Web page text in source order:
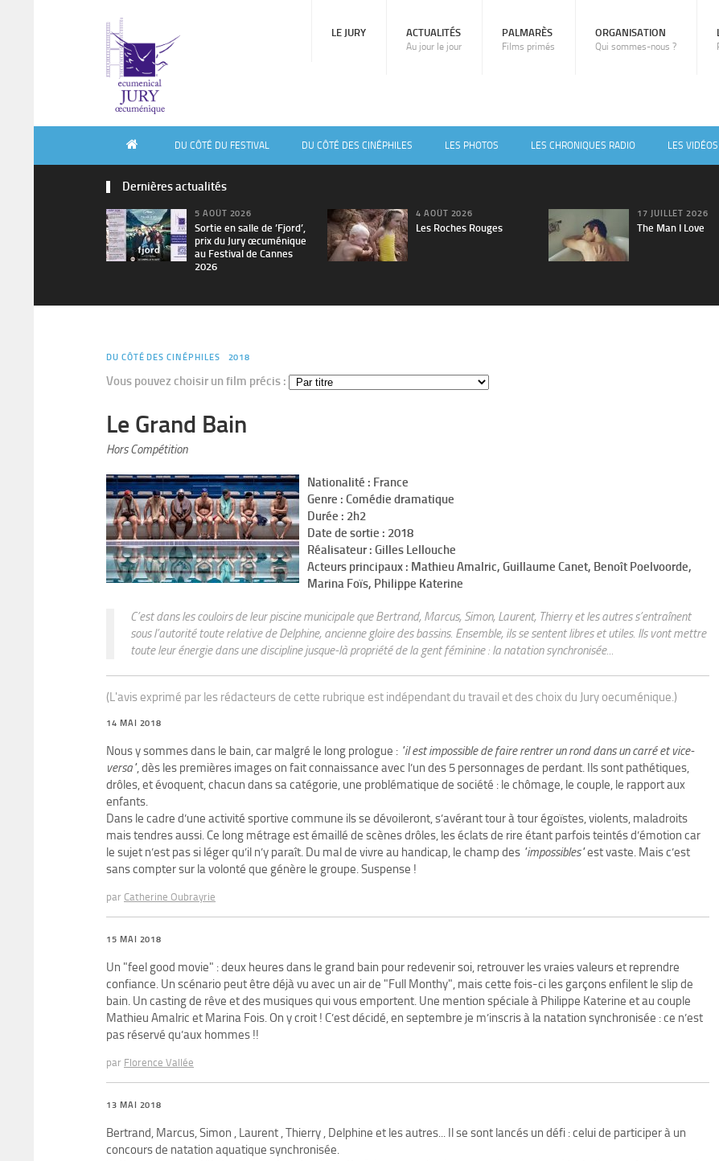
LE JURY ACTUALITÉS
Au jour le jour
PALMARÈS
Films primés
ORGANISATION
Qui sommes-nous ?
DU CÔTÉ DU FESTIVAL DU CÔTÉ DES CINÉPHILES LES PHOTOS LES CHRONIQUES RADIO LES VIDÉOS
Dernières actualités
5 AOÛT 2026
Sortie en salle de ’Fjord’,
prix du Jury œcuménique
au Festival de Cannes
2026
4 AOÛT 2026
Les Roches Rouges
17 JUILLET 2026
The Man I Love
DU CÔTÉ DES CINÉPHILES 2018
Vous pouvez choisir un film précis :
Le Grand Bain
Hors Compétition
Nationalité : France
Genre : Comédie dramatique
Durée : 2h2
Date de sortie : 2018
Réalisateur : Gilles Lellouche
Acteurs principaux : Mathieu Amalric, Guillaume Canet, Benoît Poelvoorde,
Marina Foïs, Philippe Katerine
C’est dans les couloirs de leur piscine municipale que Bertrand, Marcus, Simon, Laurent, Thierry et les autres s’entraînent
sous l’autorité toute relative de Delphine, ancienne gloire des bassins. Ensemble, ils se sentent libres et utiles. Ils vont mettre
toute leur énergie dans une discipline jusque-là propriété de la gent féminine : la natation synchronisée...
(L'avis exprimé par les rédacteurs de cette rubrique est indépendant du travail et des choix du Jury oecuménique.)
14 MAI 2018
Nous y sommes dans le bain, car malgré le long prologue : "il est impossible de faire rentrer un rond dans un carré et vice-
versa", dès les premières images on fait connaissance avec l’un des 5 personnages de perdant. Ils sont pathétiques,
drôles, et évoquent, chacun dans sa catégorie, une problématique de société : le chômage, le couple, le rapport aux
enfants.
Dans le cadre d’une activité sportive commune ils se dévoileront, s’avérant tour à tour égoïstes, violents, maladroits
mais tendres aussi. Ce long métrage est émaillé de scènes drôles, les éclats de rire étant parfois teintés d’émotion car
le sujet n’est pas si léger qu’il n’y paraît. Du mal de vivre au handicap, le champ des "impossibles"est vaste. Mais c’est
sans compter sur la volonté que génère le groupe. Suspense !
par Catherine Oubrayrie
15 MAI 2018
Un "feel good movie" : deux heures dans le grand bain pour redevenir soi, retrouver les vraies valeurs et reprendre
confiance. Un scénario peut être déjà vu avec un air de "Full Monthy", mais cette fois-ci les garçons enfilent le slip de
bain. Un casting de rêve et des musiques qui vous emportent. Une mention spéciale à Philippe Katerine et au couple
Mathieu Amalric et Marina Fois. On y croit ! C’est décidé, en septembre je m’inscris à la natation synchronisée : ce n’est
pas réservé qu’aux hommes !!
par Florence Vallée
13 MAI 2018
Bertrand, Marcus, Simon , Laurent , Thierry , Delphine et les autres... Il se sont lancés un défi : celui de participer à un
concours de natation aquatique synchronisée.